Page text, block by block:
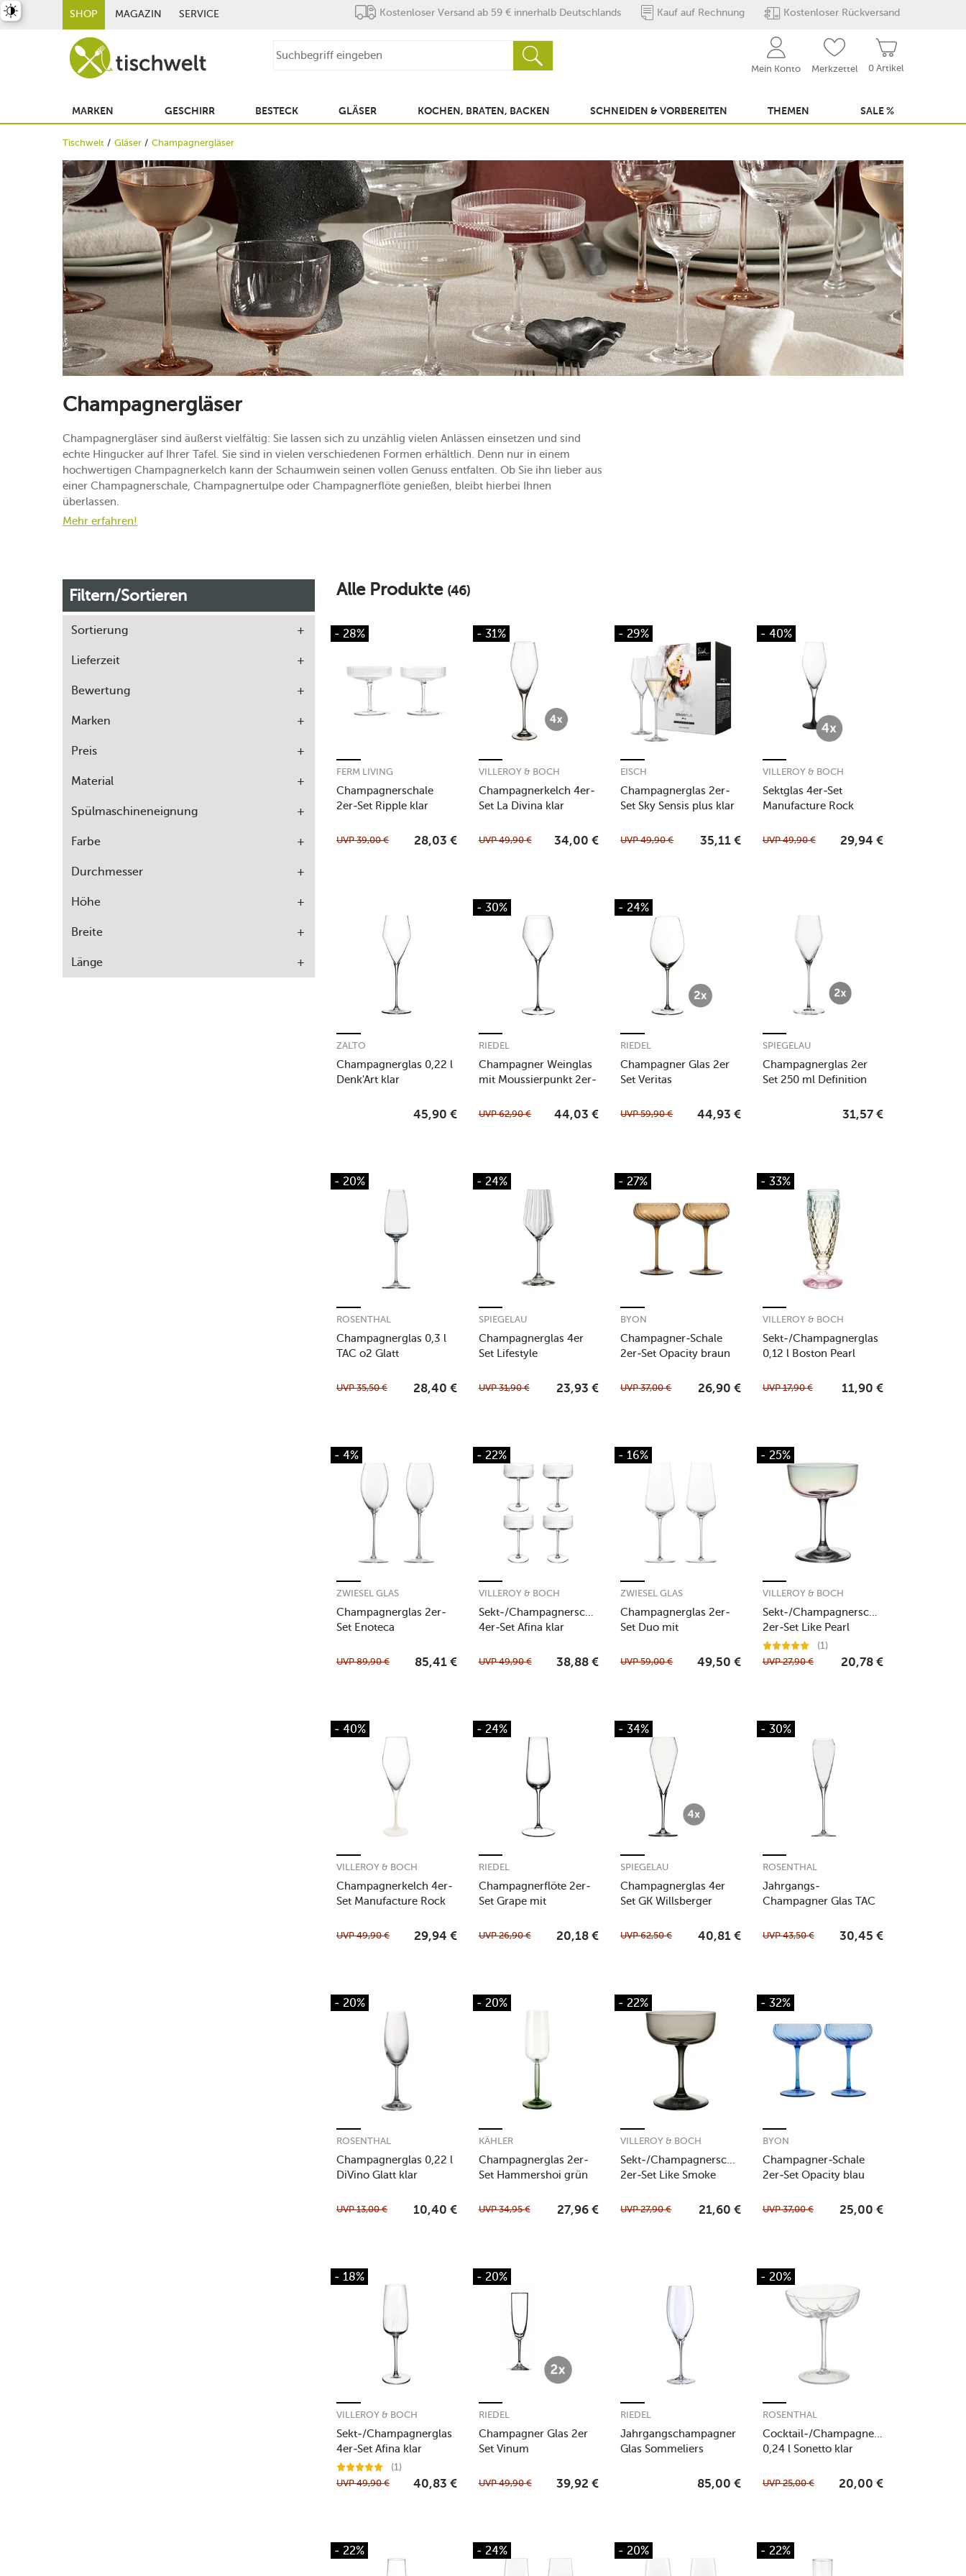
SHOP MAGAZIN SERVICE Kostenloser Versand ab 59 € innerhalb Deutschlands Kauf auf Rechnung Kostenloser Rückversand
0 Artikel
Mein Konto Merkzettel
MARKEN GESCHIRR BESTECK GLÄSER KOCHEN, BRATEN, BACKEN SCHNEIDEN & VORBEREITEN THEMEN SALE %
Tischwelt Gläser Champagnergläser
Champagnergläser
Champagnergläser sind äußerst vielfältig: Sie lassen sich zu unzählig vielen Anlässen einsetzen und sind
echte Hingucker auf Ihrer Tafel. Sie sind in vielen verschiedenen Formen erhältlich. Denn nur in einem
hochwertigen Champagnerkelch kann der Schaumwein seinen vollen Genuss entfalten. Ob Sie ihn lieber aus
einer Champagnerschale, Champagnertulpe oder Champagnerflöte genießen, bleibt hierbei Ihnen
überlassen.
Mehr erfahren!
Filtern/Sortieren
Sortierung
Lieferzeit
Bewertung
Marken
Preis
Material
Spülmaschineneignung
Farbe
Durchmesser
Höhe
Breite
Länge
Alle Produkte (46)
- 28%
Champagnerschale
2er-Set Ripple klar
FERM LIVING
UVP39,00 € 28,03 €
- 31%
Champagnerkelch 4er-
Set La Divina klar
VILLEROY & BOCH
UVP49,90 € 34,00 €
- 29%
Champagnerglas 2er-
Set Sky Sensis plus klar
EISCH
UVP49,90 € 35,11 €
- 40%
Sektglas 4er-Set
Manufacture Rock
VILLEROY & BOCH
UVP49,90 € 29,94 €
Champagnerglas 0,22 l
Denk'Art klar
ZALTO
45,90 €
- 30%
Champagner Weinglas
mit Moussierpunkt 2er-
RIEDEL
UVP62,90 € 44,03 €
- 24%
Champagner Glas 2er
Set Veritas
RIEDEL
UVP59,90 € 44,93 €
Champagnerglas 2er
Set 250 ml Definition
SPIEGELAU
31,57 €
- 20%
Champagnerglas 0,3 l
TAC o2 Glatt
ROSENTHAL
UVP35,50 € 28,40 €
- 24%
Champagnerglas 4er
Set Lifestyle
SPIEGELAU
UVP31,90 € 23,93 €
- 27%
Champagner-Schale
2er-Set Opacity braun
BYON
UVP37,00 € 26,90 €
- 33%
Sekt-/Champagnerglas
0,12 l Boston Pearl
VILLEROY & BOCH
UVP17,90 € 11,90 €
- 4%
Champagnerglas 2er-
Set Enoteca
ZWIESEL GLAS
UVP89,90 € 85,41 €
- 22%
Sekt-/Champagnerschale
4er-Set Afina klar
VILLEROY & BOCH
UVP49,90 € 38,88 €
- 16%
Champagnerglas 2er-
Set Duo mit
ZWIESEL GLAS
UVP59,00 € 49,50 €
- 25%
Sekt-/Champagnerschale
2er-Set Like Pearl
VILLEROY & BOCH
(1)
UVP27,90 € 20,78 €
- 40%
Champagnerkelch 4er-
Set Manufacture Rock
VILLEROY & BOCH
UVP49,90 € 29,94 €
- 24%
Champagnerflöte 2er-
Set Grape mit
RIEDEL
UVP26,90 € 20,18 €
- 34%
Champagnerglas 4er
Set GK Willsberger
SPIEGELAU
UVP62,50 € 40,81 €
- 30%
Jahrgangs-
Champagner Glas TAC
ROSENTHAL
UVP43,50 € 30,45 €
- 20%
Champagnerglas 0,22 l
DiVino Glatt klar
ROSENTHAL
UVP13,00 € 10,40 €
- 20%
Champagnerglas 2er-
Set Hammershoi grün
KÄHLER
UVP34,95 € 27,96 €
- 22%
Sekt-/Champagnerschale
2er-Set Like Smoke
VILLEROY & BOCH
UVP27,90 € 21,60 €
- 32%
Champagner-Schale
2er-Set Opacity blau
BYON
UVP37,00 € 25,00 €
- 18%
Sekt-/Champagnerglas
4er-Set Afina klar
VILLEROY & BOCH
(1)
UVP49,90 € 40,83 €
- 20%
Champagner Glas 2er
Set Vinum
RIEDEL
UVP49,90 € 39,92 €
Jahrgangschampagner
Glas Sommeliers
RIEDEL
85,00 €
- 20%
Cocktail-/Champagnerglas
0,24 l Sonetto klar
ROSENTHAL
UVP25,00 € 20,00 €
- 22% - 24% - 20% - 22%
umschalten